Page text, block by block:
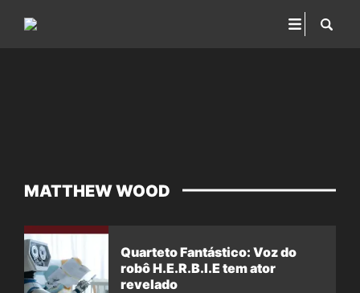
MATTHEW WOOD
Quarteto Fantástico: Voz do
robô H.E.R.B.I.E tem ator
revelado